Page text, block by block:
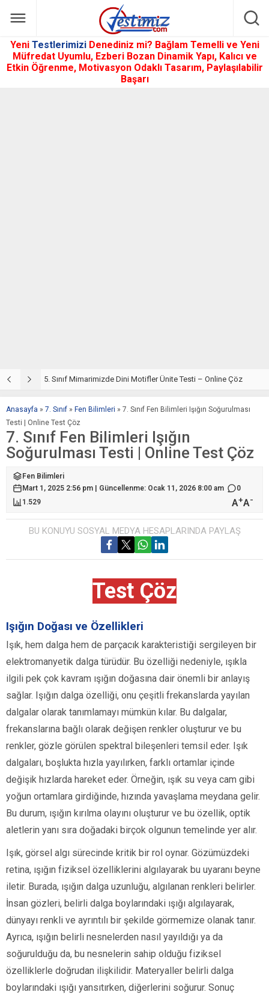
Yeni Testlerimizi Denediniz mi? Bağlam Temelli ve Yeni
Müfredat Uyumlu, Ezberi Bozan Dinamik Yapı, Kalıcı ve
Etkin Öğrenme, Motivasyon Odaklı Tasarım, Paylaşılabilir
Başarı
5. Sınıf Mimarimizde Dini Motifler Ünite Testi – Online Çöz
Anasayfa » 7. Sınıf » Fen Bilimleri » 7. Sınıf Fen Bilimleri Işığın Soğurulması
Testi | Online Test Çöz
7. Sınıf Fen Bilimleri Işığın
Soğurulması Testi | Online Test Çöz
Fen Bilimleri
Mart 1, 2025 2:56 pm | Güncellenme: Ocak 11, 2026 8:00 am
0
1.529
A+A-
BU KONUYU SOSYAL MEDYA HESAPLARINDA PAYLAŞ
Test Çöz
Işığın Doğası ve Özellikleri
Işık, hem dalga hem de parçacık karakteristiği sergileyen bir
elektromanyetik dalga türüdür. Bu özelliği nedeniyle, ışıkla
ilgili pek çok kavram ışığın doğasına dair önemli bir anlayış
sağlar. Işığın dalga özelliği, onu çeşitli frekanslarda yayılan
dalgalar olarak tanımlamayı mümkün kılar. Bu dalgalar,
frekanslarına bağlı olarak değişen renkler oluşturur ve bu
renkler, gözle görülen spektral bileşenleri temsil eder. Işık
dalgaları, boşlukta hızla yayılırken, farklı ortamlar içinde
değişik hızlarda hareket eder. Örneğin, ışık su veya cam gibi
yoğun ortamlara girdiğinde, hızında yavaşlama meydana gelir.
Bu durum, ışığın kırılma olayını oluşturur ve bu özellik, optik
aletlerin yanı sıra doğadaki birçok olgunun temelinde yer alır.
Işık, görsel algı sürecinde kritik bir rol oynar. Gözümüzdeki
retina, ışığın fiziksel özelliklerini algılayarak bu uyaranı beyne
iletir. Burada, ışığın dalga uzunluğu, algılanan renkleri belirler.
İnsan gözleri, belirli dalga boylarındaki ışığı algılayarak,
dünyayı renkli ve ayrıntılı bir şekilde görmemize olanak tanır.
Ayrıca, ışığın belirli nesnelerden nasıl yayıldığı ya da
soğurulduğu da, bu nesnelerin sahip olduğu fiziksel
özelliklerle doğrudan ilişkilidir. Materyaller belirli dalga
boylarındaki ışığı yansıtırken, diğerlerini soğurur. Sonuç